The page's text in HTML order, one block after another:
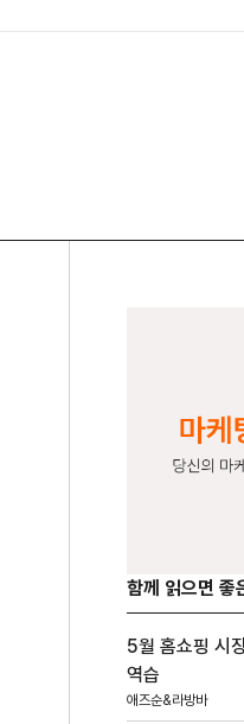
함께 읽으면 좋
5월 홈쇼핑 시
역습
애즈순&라방바